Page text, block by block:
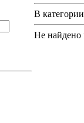
В
Не найдено